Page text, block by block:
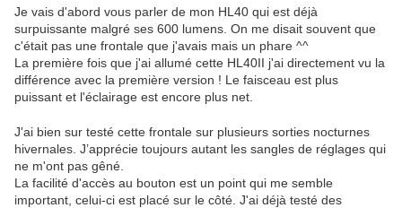
Je vais d'abord vous parler de mon HL40 qui est déjà
surpuissante malgré ses 600 lumens. On me disait souvent que
c'était pas une frontale que j'avais mais un phare ^^
La première fois que j'ai allumé cette HL40II j'ai directement vu la
différence avec la première version ! Le faisceau est plus
puissant et l'éclairage est encore plus net.
J'ai bien sur testé cette frontale sur plusieurs sorties nocturnes
hivernales. J’apprécie toujours autant les sangles de réglages qui
ne m'ont pas gêné.
La facilité d'accès au bouton est un point qui me semble
important, celui-ci est placé sur le côté. J'ai déjà testé des